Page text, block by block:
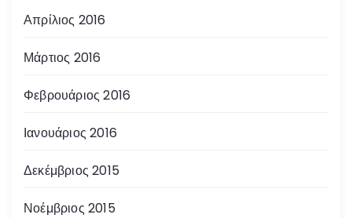
Απρίλιος 2016
Μάρτιος 2016
Φεβρουάριος 2016
Ιανουάριος 2016
Δεκέμβριος 2015
Νοέμβριος 2015